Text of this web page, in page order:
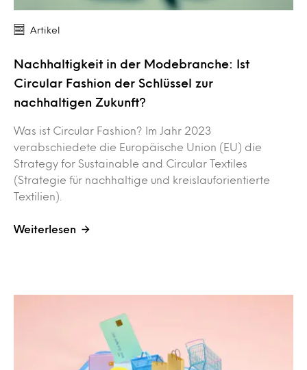
Artikel
Nachhaltigkeit in der Modebranche: Ist
Circular Fashion der Schlüssel zur
nachhaltigen Zukunft?
Was ist Circular Fashion? Im Jahr 2023
verabschiedete die Europäische Union (EU) die
Strategy for Sustainable and Circular Textiles
(Strategie für nachhaltige und kreislauforientierte
Textilien).
Weiterlesen